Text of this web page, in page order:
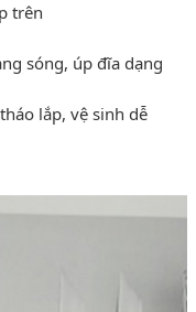
trên
sóng, úp đĩa dạng
lắp, vệ sinh dễ